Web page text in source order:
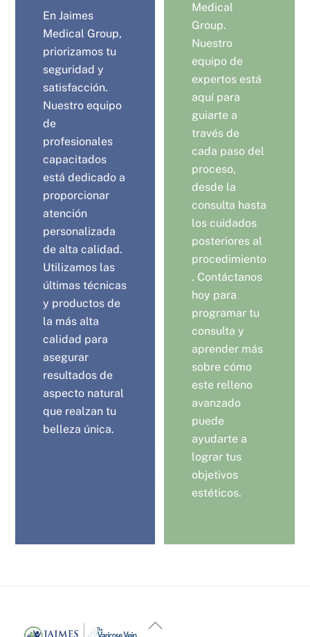
En Jaimes
Medical Group,
priorizamos tu
seguridad y
satisfacción.
Nuestro equipo
de
profesionales
capacitados
está dedicado a
proporcionar
atención
personalizada
de alta calidad.
Utilizamos las
últimas técnicas
y productos de
la más alta
calidad para
asegurar
resultados de
aspecto natural
que realzan tu
belleza única.
Medical
Group.
Nuestro
equipo de
expertos está
aquí para
guiarte a
través de
cada paso del
proceso,
desde la
consulta hasta
los cuidados
posteriores al
procedimiento
. Contáctanos
hoy para
programar tu
consulta y
aprender más
sobre cómo
este relleno
avanzado
puede
ayudarte a
lograr tus
objetivos
estéticos.
BACK